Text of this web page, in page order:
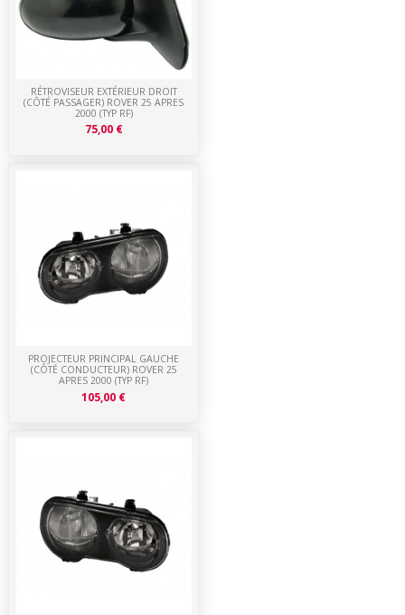
PROJECTEUR PRINCIPAL GAUCHE
(CÔTÉ CONDUCTEUR) ROVER 25
APRES 2000 (TYP RF)
105,00 €
RÉTROVISEUR EXTÉRIEUR DROIT
(CÔTÉ PASSAGER) ROVER 25 APRES
2000 (TYP RF)
75,00 €